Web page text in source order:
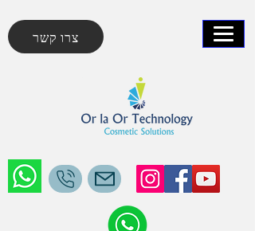
צרו קשר